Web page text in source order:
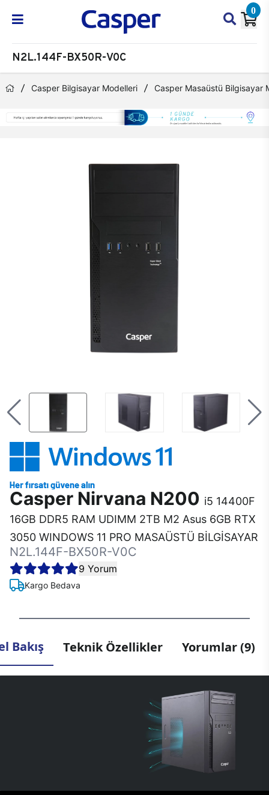
0
N2L.144F-BX50R-V0C
Casper Bilgisayar Modelleri Casper Masaüstü Bilgisayar
Casper Nirvana N200 i5 14400F
16GB DDR5 RAM UDIMM 2TB M2 Asus 6GB RTX
3050 WINDOWS 11 PRO MASAÜSTÜ BİLGİSAYAR
N2L.144F-BX50R-V0C
9 Yorum
Kargo Bedava
Bakış Teknik Özellikler Yorumlar (9)